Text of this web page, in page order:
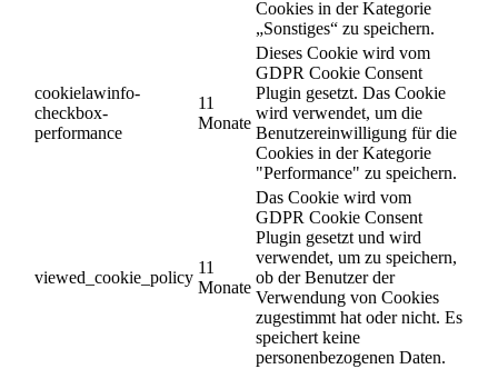
Cookies in der Kategorie
„Sonstiges“ zu speichern.
cookielawinfo-
checkbox-
performance
11
Monate
Dieses Cookie wird vom
GDPR Cookie Consent
Plugin gesetzt. Das Cookie
wird verwendet, um die
Benutzereinwilligung für die
Cookies in der Kategorie
"Performance" zu speichern.
viewed_cookie_policy
11
Monate
Das Cookie wird vom
GDPR Cookie Consent
Plugin gesetzt und wird
verwendet, um zu speichern,
ob der Benutzer der
Verwendung von Cookies
zugestimmt hat oder nicht. Es
speichert keine
personenbezogenen Daten.